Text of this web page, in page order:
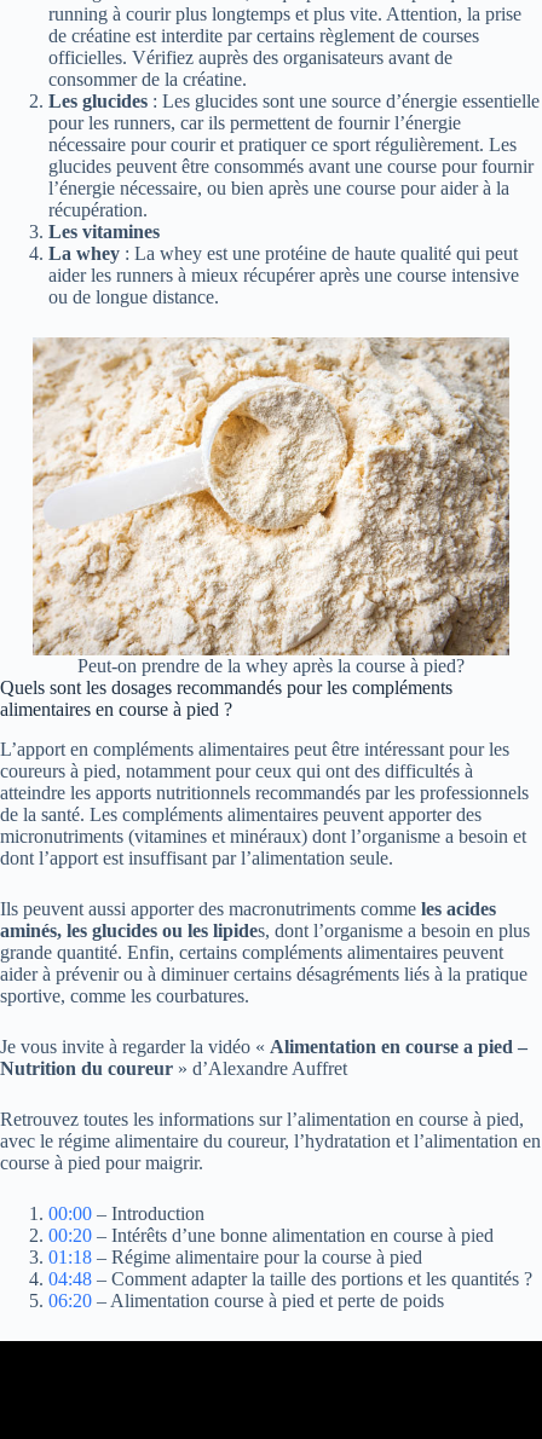
running à courir plus longtemps et plus vite. Attention, la prise
de créatine est interdite par certains règlement de courses
officielles. Vérifiez auprès des organisateurs avant de
consommer de la créatine.
Les glucides : Les glucides sont une source d’énergie essentielle
pour les runners, car ils permettent de fournir l’énergie
nécessaire pour courir et pratiquer ce sport régulièrement. Les
glucides peuvent être consommés avant une course pour fournir
l’énergie nécessaire, ou bien après une course pour aider à la
récupération.
Les vitamines
La whey : La whey est une protéine de haute qualité qui peut
aider les runners à mieux récupérer après une course intensive
ou de longue distance.
Peut-on prendre de la whey après la course à pied?
Quels sont les dosages recommandés pour les compléments
alimentaires en course à pied ?
L’apport en compléments alimentaires peut être intéressant pour les
coureurs à pied, notamment pour ceux qui ont des difficultés à
atteindre les apports nutritionnels recommandés par les professionnels
de la santé. Les compléments alimentaires peuvent apporter des
micronutriments (vitamines et minéraux) dont l’organisme a besoin et
dont l’apport est insuffisant par l’alimentation seule.
Ils peuvent aussi apporter des macronutriments comme les acides
aminés, les glucides ou les lipides, dont l’organisme a besoin en plus
grande quantité. Enfin, certains compléments alimentaires peuvent
aider à prévenir ou à diminuer certains désagréments liés à la pratique
sportive, comme les courbatures.
Je vous invite à regarder la vidéo « Alimentation en course a pied –
Nutrition du coureur » d’Alexandre Auffret
Retrouvez toutes les informations sur l’alimentation en course à pied,
avec le régime alimentaire du coureur, l’hydratation et l’alimentation en
course à pied pour maigrir.
00:00 – Introduction
00:20 – Intérêts d’une bonne alimentation en course à pied
01:18 – Régime alimentaire pour la course à pied
04:48 – Comment adapter la taille des portions et les quantités ?
06:20 – Alimentation course à pied et perte de poids